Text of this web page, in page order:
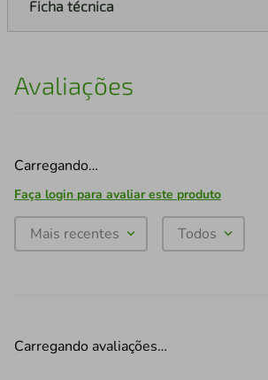
Ficha técnica
Avaliações
Carregando…
Faça login para avaliar este produto
Mais recentes Todos
Carregando avaliações…